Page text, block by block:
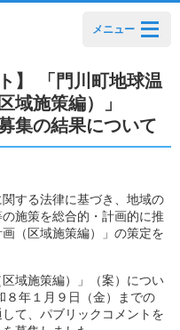
メニュー
】 「門川町地球温
域施策編）」
集の結果について
する法律に基づき、地域の
施策を総合的・計画的に推
（区域施策編）」の策定を
域施策編）」（案）につい
年１ 月９ 日（金）までの
て、パブリックコメントを